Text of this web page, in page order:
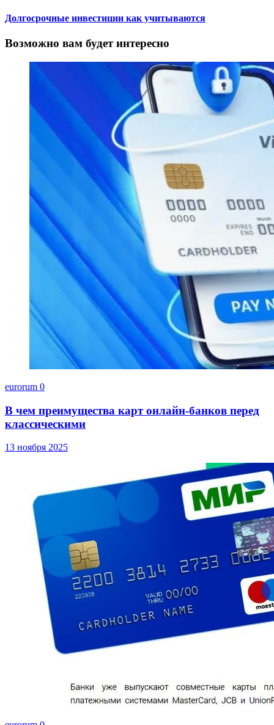
Долгосрочные инвестиции как учитываются
Возможно вам будет интересно
eurorum 0
В чем преимущества карт онлайн-банков перед
классическими
13 ноября 2025